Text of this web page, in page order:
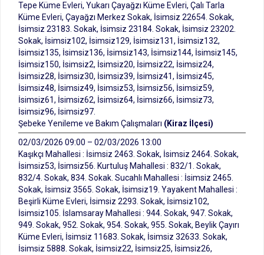
Tepe Küme Evleri, Yukarı Çayağzı Küme Evleri, Çalı Tarla
Küme Evleri, Çayağzı Merkez Sokak, İsimsiz 22654. Sokak,
İsimsiz 23183. Sokak, İsimsiz 23184. Sokak, İsimsiz 23202.
Sokak, İsimsiz102, İsimsiz129, İsimsiz131, İsimsiz132,
İsimsiz135, İsimsiz136, İsimsiz143, İsimsiz144, İsimsiz145,
İsimsiz150, İsimsiz2, İsimsiz20, İsimsiz22, İsimsiz24,
İsimsiz28, İsimsiz30, İsimsiz39, İsimsiz41, İsimsiz45,
İsimsiz48, İsimsiz49, İsimsiz53, İsimsiz56, İsimsiz59,
İsimsiz61, İsimsiz62, İsimsiz64, İsimsiz66, İsimsiz73,
İsimsiz96, İsimsiz97.
Şebeke Yenileme ve Bakım Çalışmaları (Kiraz İlçesi)
02/03/2026 09:00 – 02/03/2026 13:00
Kaşıkçı Mahallesi : İsimsiz 2463. Sokak, İsimsiz 2464. Sokak,
İsimsiz53, İsimsiz56. Kurtuluş Mahallesi : 832/1. Sokak,
832/4. Sokak, 834. Sokak. Sucahlı Mahallesi : İsimsiz 2465.
Sokak, İsimsiz 3565. Sokak, İsimsiz19. Yayakent Mahallesi :
Beşirli Küme Evleri, İsimsiz 2293. Sokak, İsimsiz102,
İsimsiz105. İslamsaray Mahallesi : 944. Sokak, 947. Sokak,
949. Sokak, 952. Sokak, 954. Sokak, 955. Sokak, Beylik Çayırı
Küme Evleri, İsimsiz 11683. Sokak, İsimsiz 32633. Sokak,
İsimsiz 5888. Sokak, İsimsiz22, İsimsiz25, İsimsiz26,